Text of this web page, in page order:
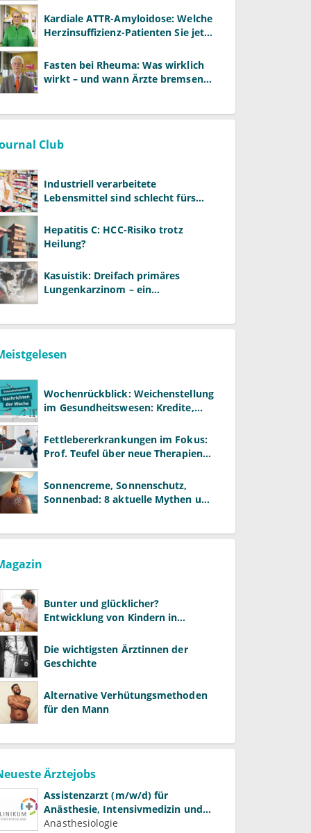
entstehen
Kardiale ATTR-Amyloidose: Welche
Herzinsuffizienz-Patienten Sie jetzt
Fasten bei Rheuma: Was wirklich
wirkt – und wann Ärzte bremsen
Club
Industriell verarbeitete
Lebensmittel sind schlecht fürs
Hepatitis C: HCC-Risiko trotz
Heilung?
Kasuistik: Dreifach primäres
Lungenkarzinom – ein
Wochenrückblick: Weichenstellung
im Gesundheitswesen: Kredite,
Fettlebererkrankungen im Fokus:
Prof. Teufel über neue Therapien
Sonnencreme, Sonnenschutz,
Sonnenbad: 8 aktuelle Mythen und
Bunter und glücklicher?
Entwicklung von Kindern in
Die wichtigsten Ärztinnen der
Geschichte
Alternative Verhütungsmethoden
für den Mann
Ärztejobs
Assistenzarzt (m/w/d) für
Anästhesie, Intensivmedizin und
Schmerztherapie
Anästhesiologie